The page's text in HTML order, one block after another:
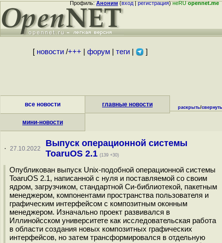
Профиль:Аноним(вход|регистрация)неRUopennet.me
[ новости/+++ форум| теги| ]
все новости главные новости
мини-новости
раскрыть/свернуть
· 27.10.2022
Выпуск операционной системы
ToaruOS 2.1 (139 +30)
Опубликован выпуск Unix-подобной операционной системы
ToaruOS 2.1, написанной с нуля и поставляемой со своим
ядром, загрузчиком, стандартной Си-библиотекой, пакетным
менеджером, компонентами пространства пользователя и
графическим интерфейсом с композитным оконным
менеджером. Изначально проект развивался в
Иллинойсском университете как исследовательская работа
в области создания новых композитных графических
интерфейсов, но затем трансформировался в отдельную